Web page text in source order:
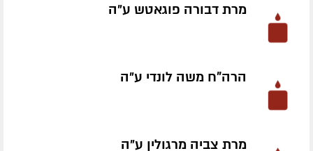
מרת דבורה פוגאטש ע״ה
הרה"ח משה לונדי ע״ה
מרת צביה מרגולין ע״ה